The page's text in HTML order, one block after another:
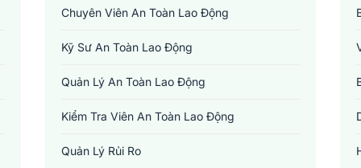
Chuyên Viên An Toàn Lao Động
Kỹ Sư An Toàn Lao Động
Quản Lý An Toàn Lao Động
Kiểm Tra Viên An Toàn Lao Động
Quản Lý Rủi Ro